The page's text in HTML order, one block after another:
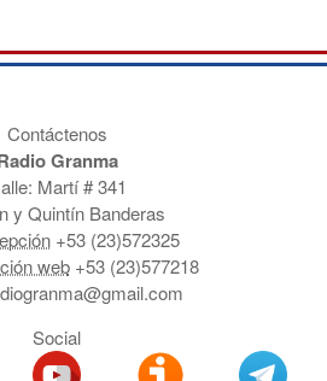
Contáctenos
Granma
Martí # 341
y Quintín Banderas
+53 (23)572325
web+53 (23)577218
Social